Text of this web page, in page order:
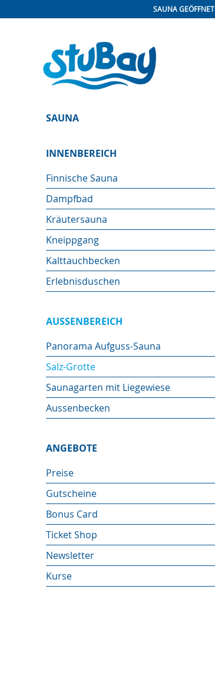
SAUNA GEÖFFNET
SAUNA
INNENBEREICH
Finnische Sauna
Dampfbad
Kräutersauna
Kneippgang
Kalttauchbecken
Erlebnisduschen
AUSSENBEREICH
Panorama Aufguss-Sauna
Salz-Grotte
Saunagarten mit Liegewiese
Aussenbecken
ANGEBOTE
Preise
Gutscheine
Bonus Card
Ticket Shop
Newsletter
Kurse